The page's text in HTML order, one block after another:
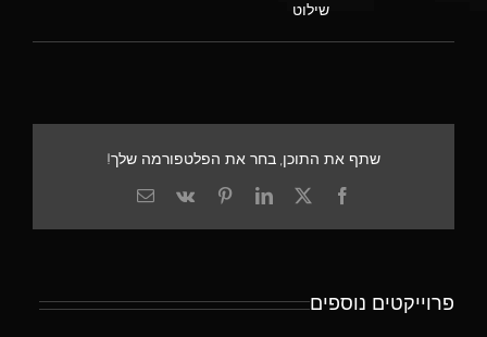
שילוט
שתף את התוכן, בחר את הפלטפורמה שלך!
Facebook
X
LinkedIn
Pinterest
Vk
כתובת
אלקטרוני
פרוייקטים נוספים